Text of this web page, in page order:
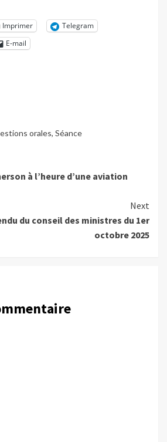
Imprimer
Telegram
E-mail
orales, Séance
à l’heure d’une aviation
Next
du conseil des ministres du 1er
octobre 2025